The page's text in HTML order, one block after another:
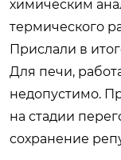
химическим
термического
Прислали в
Для печи,
недопустимо.
на стадии
сохранение